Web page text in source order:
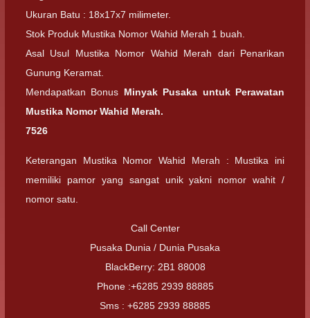
Ukuran Batu : 18x17x7 milimeter.
Stok Produk Mustika Nomor Wahid Merah 1 buah.
Asal Usul Mustika Nomor Wahid Merah dari Penarikan
Gunung Keramat.
Mendapatkan Bonus Minyak Pusaka untuk Perawatan
Mustika Nomor Wahid Merah.
7526
Keterangan Mustika Nomor Wahid Merah : Mustika ini
memiliki pamor yang sangat unik yakni nomor wahit /
nomor satu.
Call Center
Pusaka Dunia / Dunia Pusaka
BlackBerry: 2B1 88008
Phone :+6285 2939 88885
Sms : +6285 2939 88885